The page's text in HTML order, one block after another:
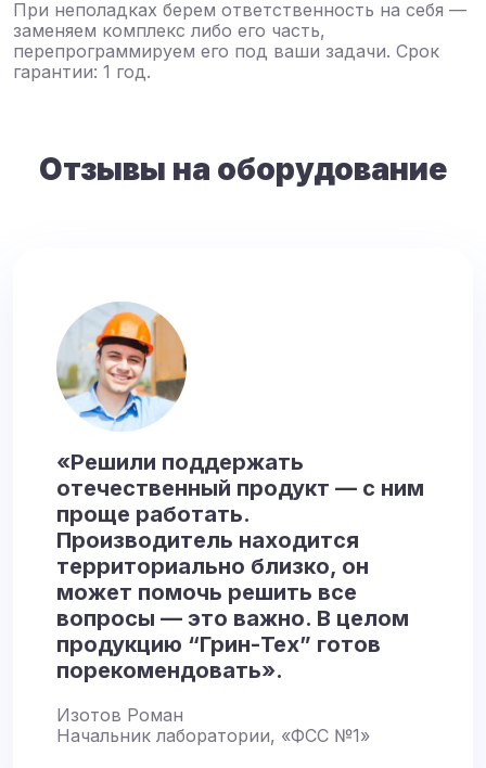
При неполадках берем ответственность на себя —
заменяем комплекс либо его часть,
перепрограммируем его под ваши задачи. Срок
гарантии: 1 год.
Отзывы на оборудование
«Решили поддержать
отечественный продукт — с ним
проще работать.
Производитель находится
территориально близко, он
может помочь решить все
вопросы — это важно. В целом
продукцию “Грин-Тех” готов
порекомендовать».
Изотов Роман
Начальник лаборатории, «ФСС №1»